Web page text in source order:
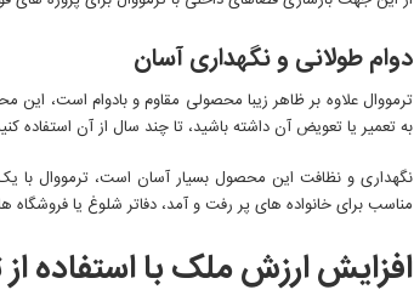
دوام طولانی و نگهداری آسان
ترمووال علاوه بر ظاهر زیبا محصولی مقاوم و بادوام است، این
به تعمیر یا تعویض آن داشته باشید، تا چند سال از آن استفاده
نگهداری و نظافت این محصول بسیار آسان است، ترمووال با
مناسب برای خانواده های پر رفت و آمد، دفاتر شلوغ یا
افزایش ارزش ملک با استفاده از